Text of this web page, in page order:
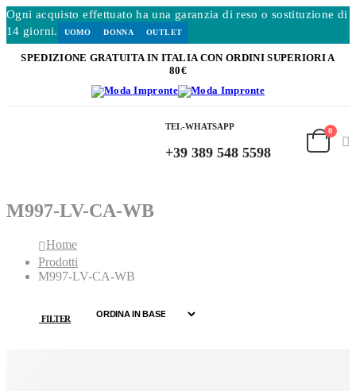
Ogni acquisto effettuato ha una garanzia di reso o sostituzione di
14 giorni.
UOMO DONNA OUTLET
SPEDIZIONE GRATUITA IN ITALIA CON ORDINI SUPERIORI A
80€
TEL-WHATSAPP
+39 389 548 5598
0
M997-LV-CA-WB
Home
Prodotti
M997-LV-CA-WB
FILTER